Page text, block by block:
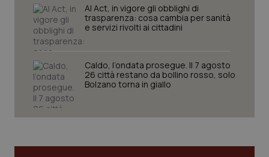
AI Act, in vigore gli obblighi di
trasparenza: cosa cambia per sanità
e servizi rivolti ai cittadini
Caldo, l’ondata prosegue. Il 7 agosto
26 città restano da bollino rosso, solo
Bolzano torna in giallo
Necessari Statistici Marketing
I cookie necessari contribuiscono a rendere fruibile il
sito web abilitandone funzionalità di base quali la
navigazione sulle pagine e l'accesso alle aree
funzionare correttamente senza questi cookie.
Nome
Fornitore
VISITOR_PRIVACY_METADATA